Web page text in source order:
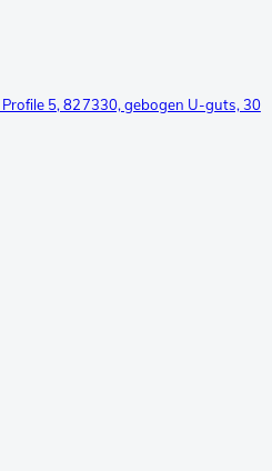
5, 827330, gebogen U-guts, 30